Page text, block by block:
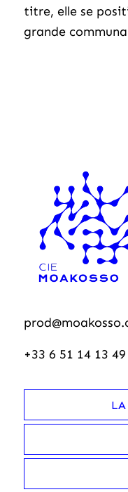
titre, elle se
grande
+33 6 51 14 13 49
LA